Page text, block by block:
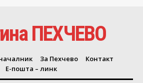
ПЕХЧЕВО
За Пехчево
Контакт
Е-пошта – линк